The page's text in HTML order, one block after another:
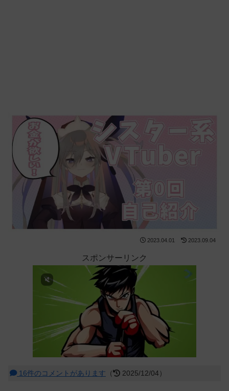
2023.04.01 2023.09.04
スポンサーリンク
16件のコメントがあります （ 2025/12/04）